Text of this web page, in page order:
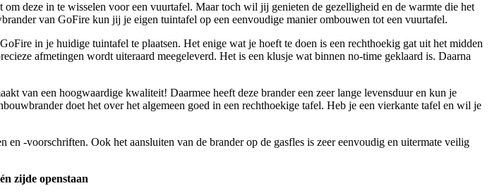
deze in te wisselen voor een vuurtafel. Maar toch wil jij genieten de gezelligheid en de warmte die het
van GoFire kun jij je eigen tuintafel op een eenvoudige manier ombouwen tot een vuurtafel.
in je huidige tuintafel te plaatsen. Het enige wat je hoeft te doen is een rechthoekig gat uit het midden
afmetingen wordt uiteraard meegeleverd. Het is een klusje wat binnen no-time geklaard is. Daarna
van een hoogwaardige kwaliteit! Daarmee heeft deze brander een zeer lange levensduur en kun je
doet het over het algemeen goed in een rechthoekige tafel. Heb je een vierkante tafel en wil je
-voorschriften. Ook het aansluiten van de brander op de gasfles is zeer eenvoudig en uitermate veilig
zijde openstaan